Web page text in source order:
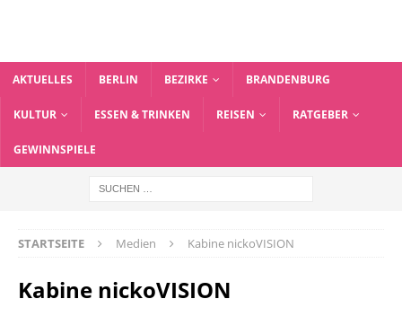
AKTUELLES BERLIN BEZIRKE BRANDENBURG
KULTUR ESSEN & TRINKEN REISEN RATGEBER
GEWINNSPIELE
STARTSEITE Medien Kabine nickoVISION
Kabine nickoVISION